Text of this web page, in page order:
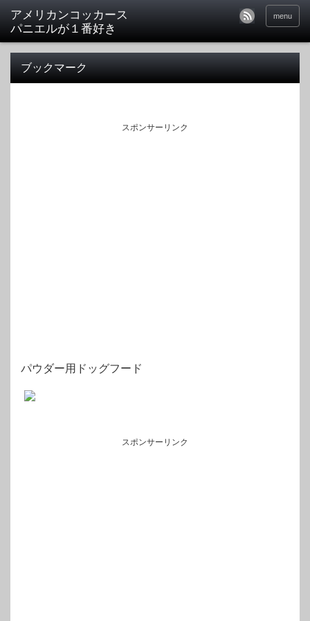
アメリカンコッカース
パニエルが１番好き
menu
ブックマーク
スポンサーリンク
パウダー用ドッグフード
スポンサーリンク